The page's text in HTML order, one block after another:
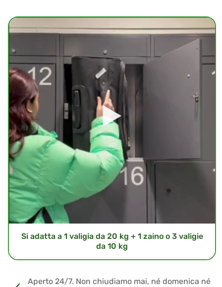
Si adatta a 1 valigia da 20 kg + 1 zaino o 3 valigie
da 10 kg
Aperto 24/7. Non chiudiamo mai, né domenica né